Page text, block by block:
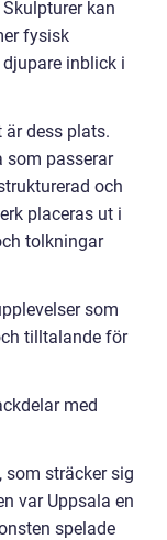
kan
fysisk
inblick i
dess plats.
som passerar
och
placeras ut i
tolkningar
som
tilltalande för
med
som sträcker sig
var Uppsala en
spelade